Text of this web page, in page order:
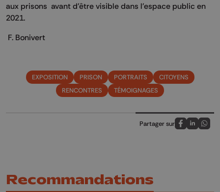
aux prisons avant d'être visible dans l'espace public en
2021.
F. Bonivert
EXPOSITION PRISON PORTRAITS
CITOYENS
RENCONTRES
TÉMOIGNAGES
Partager sur
Partagez sur
Partagez
Recommandations